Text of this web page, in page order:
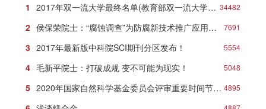
34482
1 2017年双一流大学最终名单(教育部双一流大学名单)
7691
2 侯保荣院士：“腐蚀调查”为防腐新技术推广应用打响第一炮
5554
3 2017年最新版中科院SCI期刊分区发布！
5048
4 毛新平院士：打破成规 变不可能为现实！
4895
5 2020年国家自然科学基金委员会评审重要时间节点安排